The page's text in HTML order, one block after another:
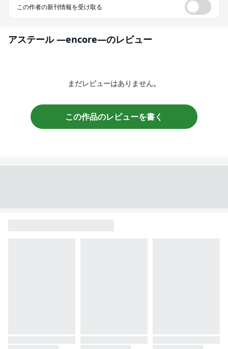
この作者の新刊情報を受け取る
アステール ―encore―のレビュー
まだレビューはありません。
この作品のレビューを書く